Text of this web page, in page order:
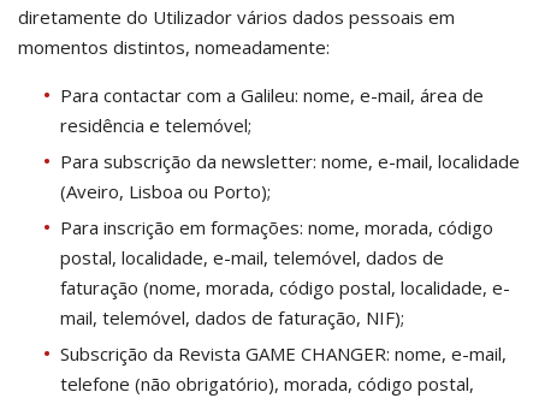
diretamente do Utilizador vários dados pessoais em
momentos distintos, nomeadamente:
Para contactar com a Galileu: nome, e-mail, área de
residência e telemóvel;
Para subscrição da newsletter: nome, e-mail, localidade
(Aveiro, Lisboa ou Porto);
Para inscrição em formações: nome, morada, código
postal, localidade, e-mail, telemóvel, dados de
faturação (nome, morada, código postal, localidade, e-
mail, telemóvel, dados de faturação, NIF);
Subscrição da Revista GAME CHANGER: nome, e-mail,
telefone (não obrigatório), morada, código postal,